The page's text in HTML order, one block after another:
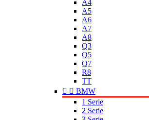
A4
A5
A6
A7
A8
Q3
Q5
Q7
R8
TT
  BMW
1 Serie
2 Serie